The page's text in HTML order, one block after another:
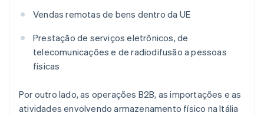
Vendas remotas de bens dentro da UE
Prestação de serviços eletrônicos, de
telecomunicações e de radiodifusão a pessoas
físicas
Por outro lado, as operações B2B, as importações e as
atividades envolvendo armazenamento físico na Itália